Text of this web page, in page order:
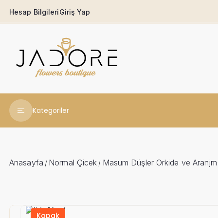
Hesap BilgileriGiriş Yap
Kategoriler
Babaya
Ferforjeler
Anasayfa / Normal Çicek / Masum Düşler Orkide ve
Kapak